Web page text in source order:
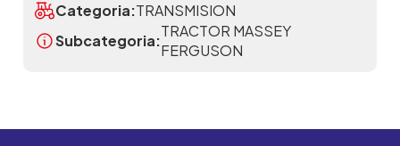
Categoria:TRANSMISION
Subcategoria:
TRACTOR MASSEY
FERGUSON